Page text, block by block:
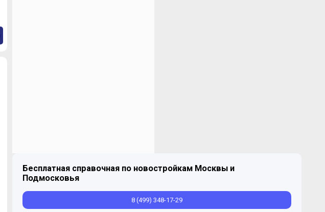
Бесплатная справочная по новостройкам Москвы и
Подмосковья
8 (499) 348-17-29